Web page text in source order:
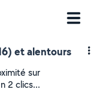
et alentours
sur
2 clics...